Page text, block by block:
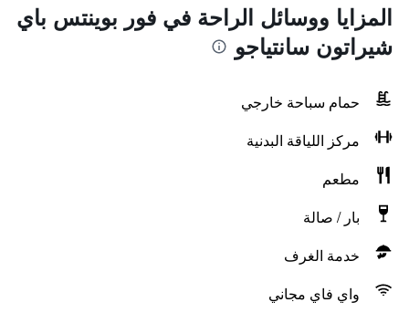
المزايا ووسائل الراحة في فور بوينتس باي
شيراتون سانتياجو
حمام سباحة خارجي
مركز اللياقة البدنية
مطعم
بار / صالة
خدمة الغرف
واي فاي مجاني